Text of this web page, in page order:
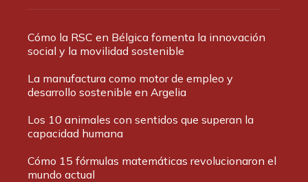
Cómo la RSC en Bélgica fomenta la innovación
social y la movilidad sostenible
La manufactura como motor de empleo y
desarrollo sostenible en Argelia
Los 10 animales con sentidos que superan la
capacidad humana
Cómo 15 fórmulas matemáticas revolucionaron el
mundo actual